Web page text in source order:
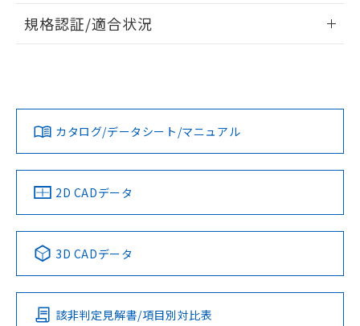
タイムチャート
A: 60mm以上、B: 35mm以上
以上、n: 27mm以上
検出領域
ログイン/会員登録
ダウンロードデータをご利用いただく前に、以下を必ずお読
みください。
ソフトウェアの使用条件
EU RoHS 注意事項・凡例
対応済み
中国 RoHS 注意事項・凡例
Pb Hg Cd Cr(VI)
O
規格認証/適合状況
LR型式承認
（イギリス
船舶規格）
DNV型式承認
（ノルウェー
BV型式承認
（フランス
KR型式
（韓国
No No No No
この製品の規格認証/適合状況ページへ
その他の認証はこちらのページからご検索ください
カタログ/データシート/マニュアル
2D CADデータ
3D CADデータ
該非判定見解書/項目別対比表